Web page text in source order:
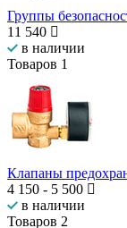
Группы
11 540
в наличии
Товаров 1
Клапаны
4 150 - 5 500
в наличии
Товаров 2